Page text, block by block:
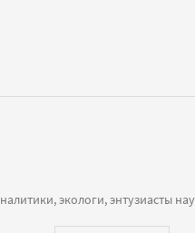
экологи, энтузиасты